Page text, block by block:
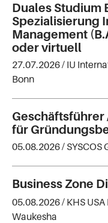
Duales Studium
Spezialisierung
Management
oder virtuell
27.07.2026 / IU
Bonn
für
05.08.2026 / SYSCOS
Business Zone
05.08.2026 / KHS USA
Waukesha